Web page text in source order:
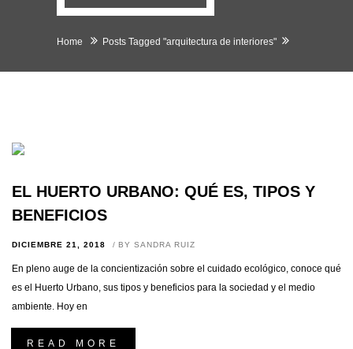
Home Posts Tagged "arquitectura de interiores"
EL HUERTO URBANO: QUÉ ES, TIPOS Y
BENEFICIOS
DICIEMBRE 21, 2018 BY SANDRA RUIZ
En pleno auge de la concientización sobre el cuidado ecológico, conoce qué
es el Huerto Urbano, sus tipos y beneficios para la sociedad y el medio
ambiente. Hoy en
READ MORE